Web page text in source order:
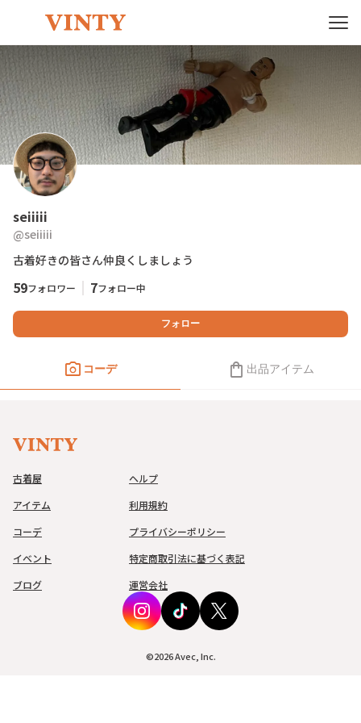
seiiiii
@seiiiii
古着好きの皆さん仲良くしましょう
59フォロワー 7フォロー中
フォロー
photo_camera コーデ shopping_bag 出品アイテム
古着屋
アイテム
コーデ
イベント
ブログ
ヘルプ
利用規約
プライバシーポリシー
特定商取引法に基づく表記
運営会社
©2026Avec, Inc.